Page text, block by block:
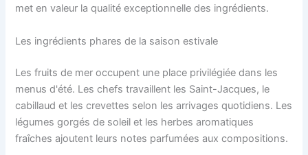
met en valeur la qualité exceptionnelle des ingrédients.
Les ingrédients phares de la saison estivale
Les fruits de mer occupent une place privilégiée dans les
menus d'été. Les chefs travaillent les Saint-Jacques, le
cabillaud et les crevettes selon les arrivages quotidiens. Les
légumes gorgés de soleil et les herbes aromatiques
fraîches ajoutent leurs notes parfumées aux compositions.